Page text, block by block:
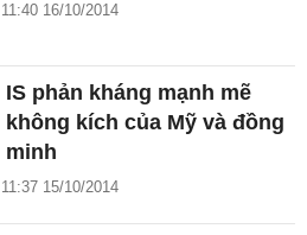
11:40 16/10/2014
IS phản kháng mạnh mẽ
không kích của Mỹ và đồng
minh
11:37 15/10/2014